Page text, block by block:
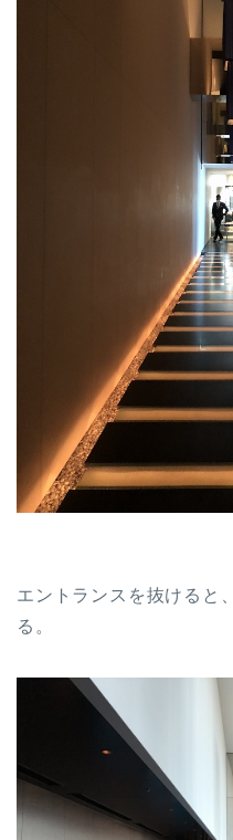
エントランスを抜けると
る。